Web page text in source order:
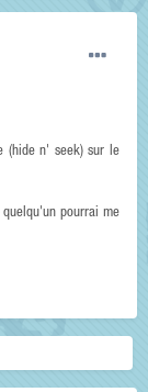
(hide n' seek) sur le
pourrai me